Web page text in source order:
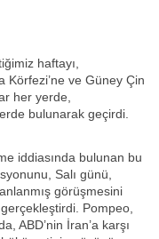
haftayı,
Körfezi’ne ve Güney Çin
her yerde,
bulunarak geçirdi.
iddiasında bulunan bu
Salı günü,
görüşmesini
Pompeo,
ABD’nin İran’a karşı